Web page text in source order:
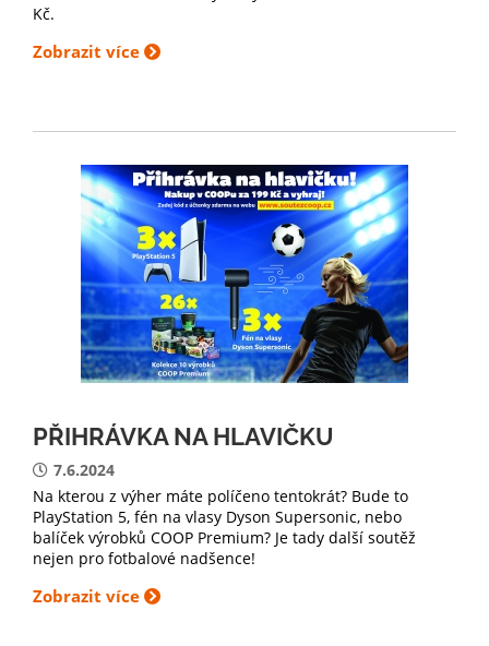
Kč.
Zobrazit více
PŘIHRÁVKA NA HLAVIČKU
7.6.2024
Na kterou z výher máte políčeno tentokrát? Bude to
PlayStation 5, fén na vlasy Dyson Supersonic, nebo
balíček výrobků COOP Premium? Je tady další soutěž
nejen pro fotbalové nadšence!
Zobrazit více